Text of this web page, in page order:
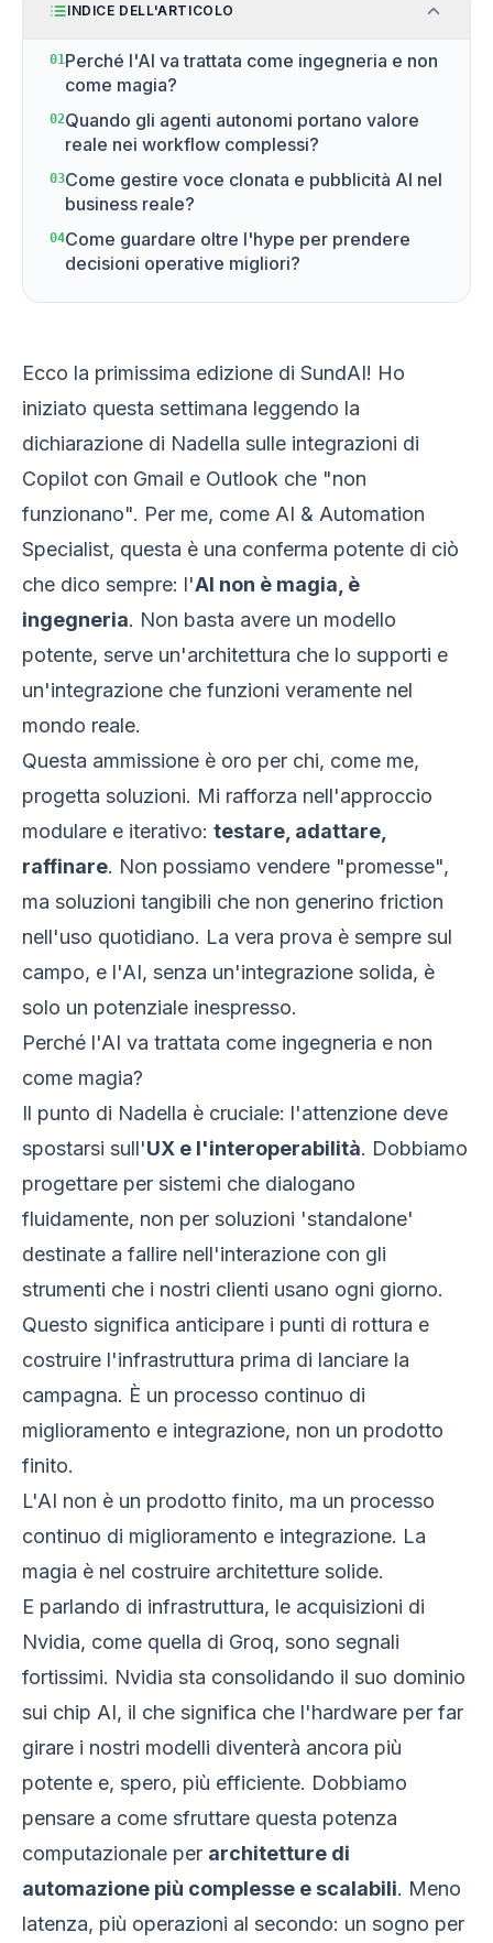
INDICE DELL'ARTICOLO
01Perché l'AI va trattata come ingegneria e non
come magia?
02Quando gli agenti autonomi portano valore
reale nei workflow complessi?
03Come gestire voce clonata e pubblicità AI nel
business reale?
04Come guardare oltre l'hype per prendere
decisioni operative migliori?
Ecco la primissima edizione di SundAI! Ho
iniziato questa settimana leggendo la
dichiarazione di Nadella sulle integrazioni di
Copilot con Gmail e Outlook che "non
funzionano". Per me, come AI & Automation
Specialist, questa è una conferma potente di ciò
che dico sempre: l'AI non è magia, è
ingegneria. Non basta avere un modello
potente, serve un'architettura che lo supporti e
un'integrazione che funzioni veramente nel
mondo reale.
Questa ammissione è oro per chi, come me,
progetta soluzioni. Mi rafforza nell'approccio
modulare e iterativo: testare, adattare,
raffinare. Non possiamo vendere "promesse",
ma soluzioni tangibili che non generino friction
nell'uso quotidiano. La vera prova è sempre sul
campo, e l'AI, senza un'integrazione solida, è
solo un potenziale inespresso.
Perché l'AI va trattata come ingegneria e non
come magia?
Il punto di Nadella è cruciale: l'attenzione deve
spostarsi sull'UX e l'interoperabilità. Dobbiamo
progettare per sistemi che dialogano
fluidamente, non per soluzioni 'standalone'
destinate a fallire nell'interazione con gli
strumenti che i nostri clienti usano ogni giorno.
Questo significa anticipare i punti di rottura e
costruire l'infrastruttura prima di lanciare la
campagna. È un processo continuo di
miglioramento e integrazione, non un prodotto
finito.
L'AI non è un prodotto finito, ma un processo
continuo di miglioramento e integrazione. La
magia è nel costruire architetture solide.
E parlando di infrastruttura, le acquisizioni di
Nvidia, come quella di Groq, sono segnali
fortissimi. Nvidia sta consolidando il suo dominio
sui chip AI, il che significa che l'hardware per far
girare i nostri modelli diventerà ancora più
potente e, spero, più efficiente. Dobbiamo
pensare a come sfruttare questa potenza
computazionale per architetture di
automazione più complesse e scalabili. Meno
latenza, più operazioni al secondo: un sogno per